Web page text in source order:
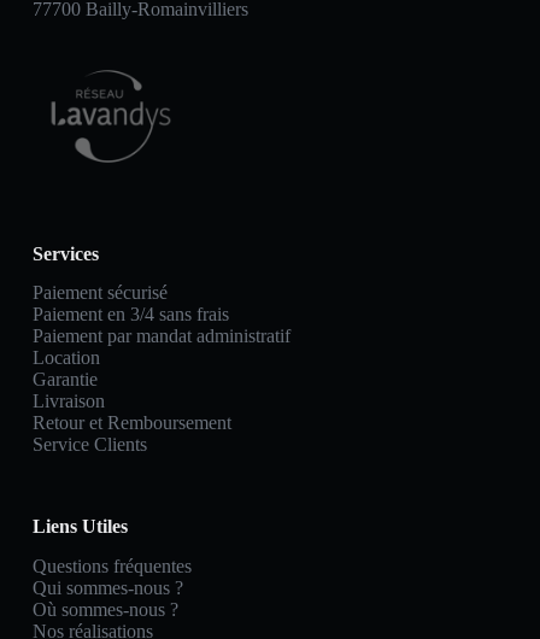
77700 Bailly-Romainvilliers
Services
Paiement sécurisé
Paiement en 3/4 sans frais
Paiement par mandat administratif
Location
Garantie
Livraison
Retour et Remboursement
Service Clients
Liens Utiles
Questions fréquentes
Qui sommes-nous ?
Où sommes-nous ?
Nos réalisations